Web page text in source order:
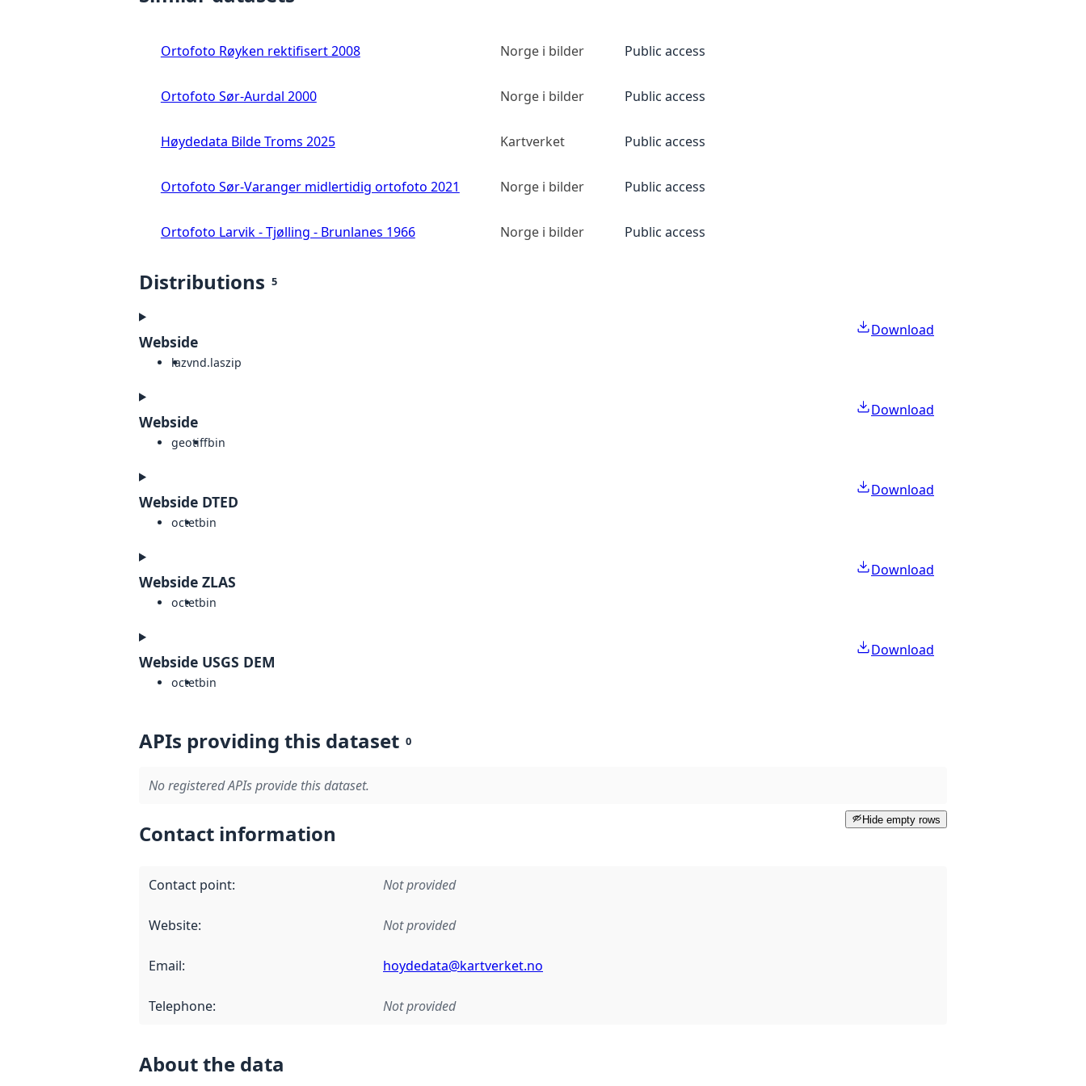
Ortofoto Røyken rektifisert 2008 Norge i bilder Public access
Ortofoto Sør-Aurdal 2000 Norge i bilder Public access
Høydedata Bilde Troms 2025 Kartverket Public access
Ortofoto Sør-Varanger midlertidig ortofoto 2021 Norge i bilder Public access
Ortofoto Larvik - Tjølling - Brunlanes 1966 Norge i bilder Public access
Distributions 5
Webside
lazvnd.laszip
Download
Webside
geotiffbin
Download
Webside DTED
octetbin
Download
Webside ZLAS
octetbin
Download
Webside USGS DEM
octetbin
Download
APIs providing this dataset 0
No registered APIs provide this dataset.
Hide empty rows
Contact information
Contact point: Not provided
Website: Not provided
Email: hoydedata@kartverket.no
Telephone: Not provided
About the data